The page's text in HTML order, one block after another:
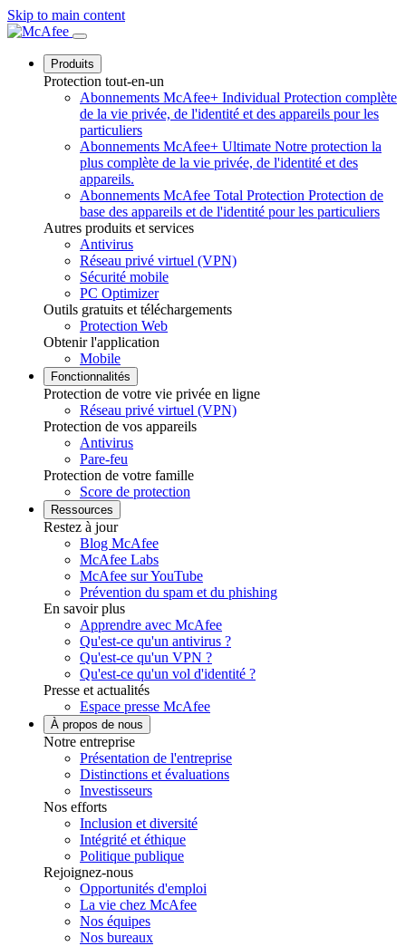
Skip to main content
Produits
Protection tout-en-un
Abonnements McAfee+ Individual Protection complète
de la vie privée, de l'identité et des appareils pour les
particuliers
Abonnements McAfee+ Ultimate Notre protection la
plus complète de la vie privée, de l'identité et des
appareils.
Abonnements McAfee Total Protection Protection de
base des appareils et de l'identité pour les particuliers
Autres produits et services
Antivirus
Réseau privé virtuel (VPN)
Sécurité mobile
PC Optimizer
Outils gratuits et téléchargements
Protection Web
Obtenir l'application
Mobile
Fonctionnalités
Protection de votre vie privée en ligne
Réseau privé virtuel (VPN)
Protection de vos appareils
Antivirus
Pare-feu
Protection de votre famille
Score de protection
Ressources
Restez à jour
Blog McAfee
McAfee Labs
McAfee sur YouTube
Prévention du spam et du phishing
En savoir plus
Apprendre avec McAfee
Qu'est-ce qu'un antivirus ?
Qu'est-ce qu'un VPN ?
Qu'est-ce qu'un vol d'identité ?
Presse et actualités
Espace presse McAfee
À propos de nous
Notre entreprise
Présentation de l'entreprise
Distinctions et évaluations
Investisseurs
Nos efforts
Inclusion et diversité
Intégrité et éthique
Politique publique
Rejoignez-nous
Opportunités d'emploi
La vie chez McAfee
Nos équipes
Nos bureaux